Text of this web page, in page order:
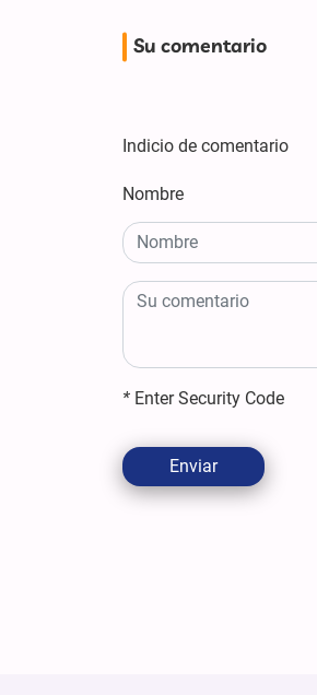
Su comentario
Indicio de comentario
Nombre
* Enter Security Code
Enviar